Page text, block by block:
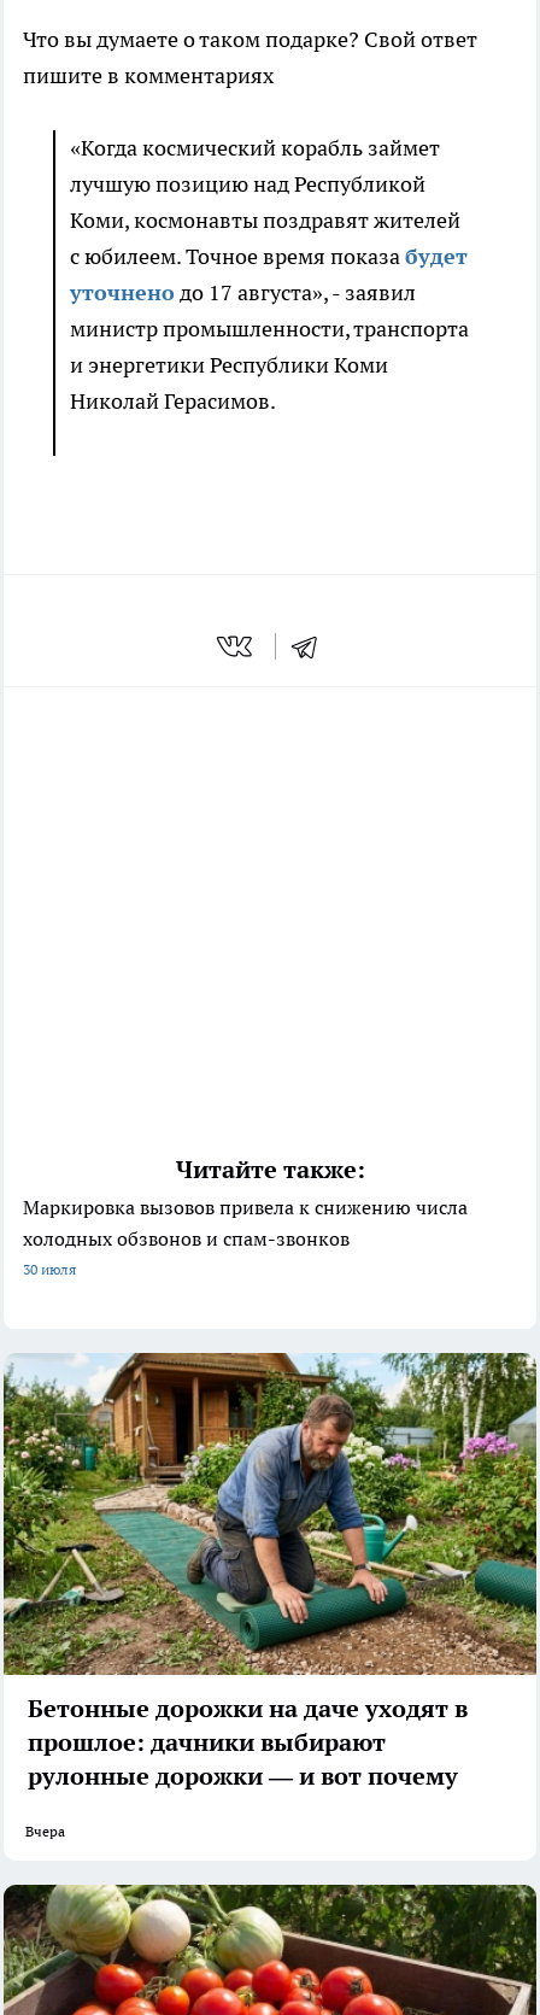
Что вы думаете о таком подарке? Свой ответ
пишите в комментариях
«Когда космический корабль займет
лучшую позицию над Республикой
Коми, космонавты поздравят жителей
с юбилеем. Точное время показабудет
уточненодо 17 августа», - заявил
министр промышленности, транспорта
и энергетики Республики Коми
Николай Герасимов.
Читайте также:
Маркировка вызовов привела к снижению числа
холодных обзвонов и спам-звонков
30 июля
Бетонные дорожки на даче уходят в
прошлое: дачники выбирают
рулонные дорожки — и вот почему
Вчера